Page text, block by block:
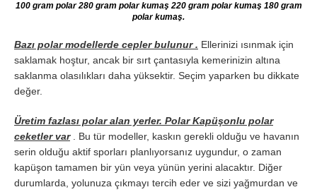
100 gram polar 280 gram polar kumaş 220 gram polar kumaş 180 gram
polar kumaş.
Bazı polar modellerde cepler bulunur . Ellerinizi ısınmak için
saklamak hoştur, ancak bir sırt çantasıyla kemerinizin altına
saklanma olasılıkları daha yüksektir. Seçim yaparken bu dikkate
değer.
Üretim fazlası polar alan yerler. Polar Kapüşonlu polar
ceketler var. Bu tür modeller, kaskın gerekli olduğu ve havanın
serin olduğu aktif sporları planlıyorsanız uygundur, o zaman
kapüşon tamamen bir yün veya yünün yerini alacaktır. Diğer
durumlarda, yolunuza çıkmayı tercih eder ve sizi yağmurdan ve